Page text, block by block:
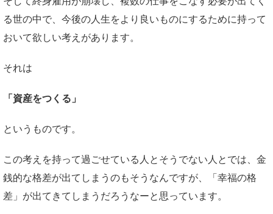
る世の中で、今後の人生をより良いものにするために持って
おいて欲しい考えがあります。
それは
「資産をつくる」
というものです。
この考えを持って過ごせている人とそうでない人とでは、金
銭的な格差が出てしまうのもそうなんですが、「幸福の格
差」が出てきてしまうだろうなーと思っています。